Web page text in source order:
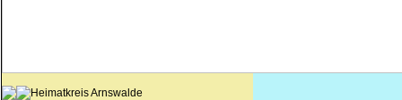
Heimatkreis Arnswalde